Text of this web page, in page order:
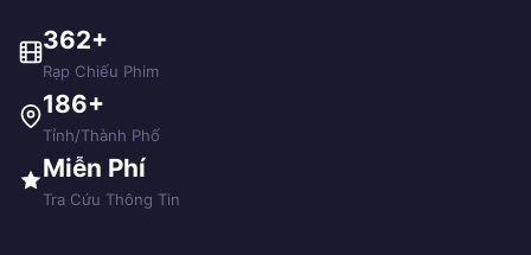
362+
Rạp Chiếu Phim
186+
Tỉnh/Thành Phố
Miễn Phí
Tra Cứu Thông Tin